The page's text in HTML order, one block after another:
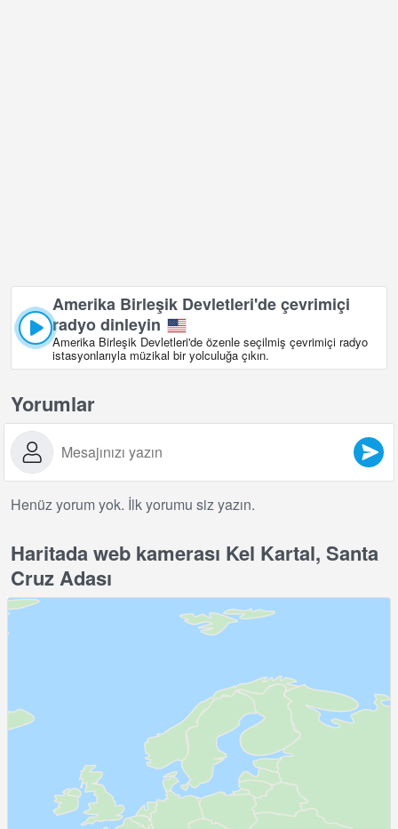
Amerika Birleşik Devletleri'de çevrimiçi
radyo dinleyin
Amerika Birleşik Devletleri'de özenle seçilmiş çevrimiçi radyo
istasyonlarıyla müzikal bir yolculuğa çıkın.
Yorumlar
Henüz yorum yok. İlk yorumu siz yazın.
Haritada web kamerası Kel Kartal, Santa
Cruz Adası